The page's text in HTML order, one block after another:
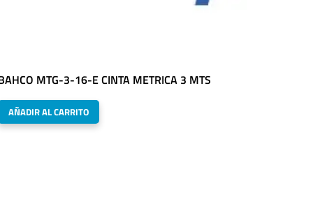
MTG-3-16-E CINTA METRICA 3 MTS
AÑADIR AL CARRITO